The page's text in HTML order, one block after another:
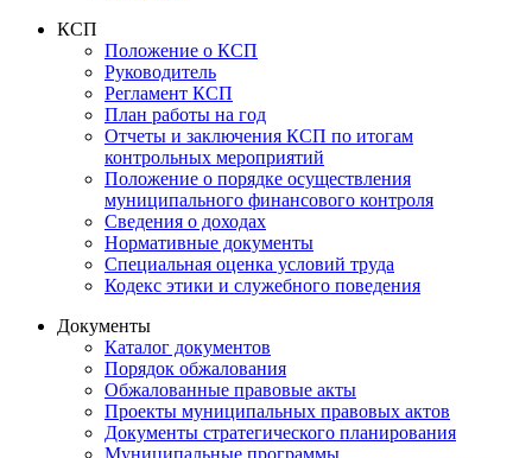
КСП
Положение о КСП
Руководитель
Регламент КСП
План работы на год
Отчеты и заключения КСП по итогам
контрольных мероприятий
Положение о порядке осуществления
муниципального финансового контроля
Сведения о доходах
Нормативные документы
Специальная оценка условий труда
Кодекс этики и служебного поведения
Документы
Каталог документов
Порядок обжалования
Обжалованные правовые акты
Проекты муниципальных правовых актов
Документы стратегического планирования
Муниципальные программы